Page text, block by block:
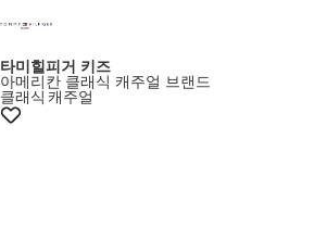
타미힐피거 키즈
아메리칸 클래식 캐주얼 브랜드
클래식 캐주얼